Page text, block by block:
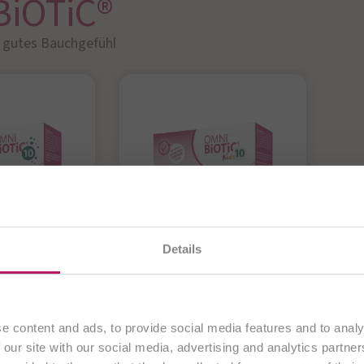
Details
content and ads, to provide social media features and to
site with our social media, advertising and analytics
Bauchgefühl​
10
in
aus - für
OMNi-BiOTiC® 10
Kids
Darmflora kindgerecht
ergänzen!
gerade unsere österreichische Website
. Alle
ausschließlich an Kunden ausÖsterreich.
Fortfahren